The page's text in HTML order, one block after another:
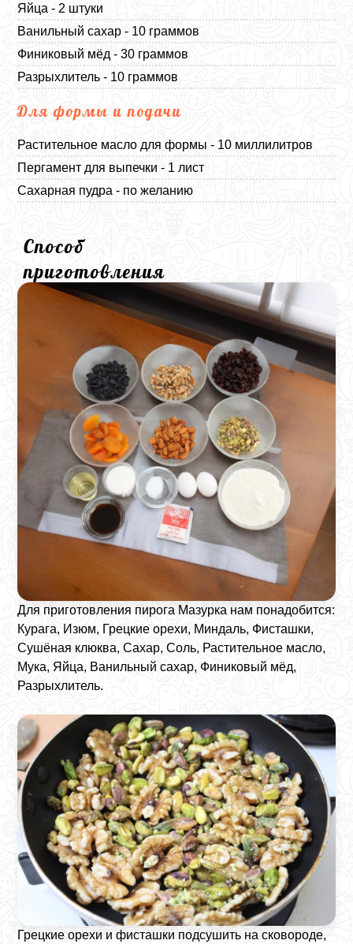
Яйца - 2 штуки
Ванильный сахар - 10 граммов
Финиковый мёд - 30 граммов
Разрыхлитель - 10 граммов
Для формы и подачи
Растительное масло для формы - 10 миллилитров
Пергамент для выпечки - 1 лист
Сахарная пудра - по желанию
Способ
приготовления
Для приготовления пирога Мазурка нам понадобится:
Курага, Изюм, Грецкие орехи, Миндаль, Фисташки,
Сушёная клюква, Сахар, Соль, Растительное масло,
Мука, Яйца, Ванильный сахар, Финиковый мёд,
Разрыхлитель.
Грецкие орехи и фисташки подсушить на сковороде,